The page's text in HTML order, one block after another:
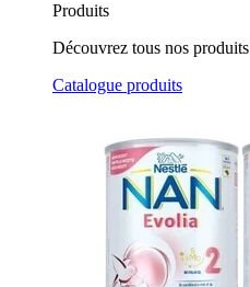
Produits
Découvrez tous nos produits
Catalogue produits